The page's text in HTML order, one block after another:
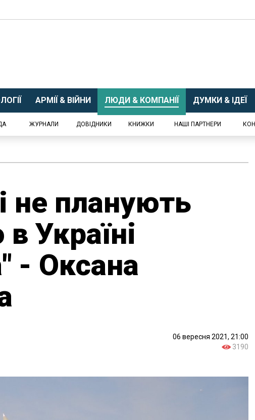
АРМІЇ & ВІЙНИ ЛЮДИ & КОМПАНІЇ ДУМКИ & ІДЕЇ
ЖУРНАЛИ ДОВІДНИКИ КНИЖКИ НАШІ ПАРТНЕРИ
не планують
Україні
- Оксана
06 вересня 2021, 21:00
3190